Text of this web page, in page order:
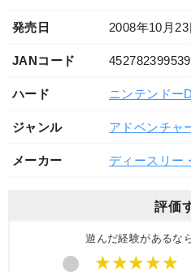
発売日 2008年10月23
JANコード
ハード ニンテンドー
ジャンル アドベンチャ
メーカー ディースリー
評価
遊んだ経験があるな
★★★★★